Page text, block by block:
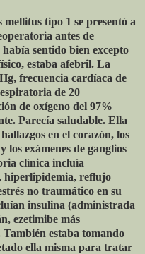
tipo 1 se presentó a
antes de
sentido bien excepto
estaba afebril. La
frecuencia cardíaca de
de 20
de oxígeno del 97%
Parecía saludable. Ella
en el corazón, los
los exámenes de ganglios
clínica incluía
hiperlipidemia, reflujo
no traumático en su
insulina (administrada
ezetimibe más
estaba tomando
ella misma para tratar